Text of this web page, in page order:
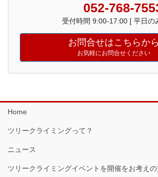
052-768-
受付時間 9:00-17:00 [ 平日の
お問合せはこちらから
お気軽にお問合せください
Home
ツリークライミングって？
ニュース
ツリークライミングイベントを開催をお考え